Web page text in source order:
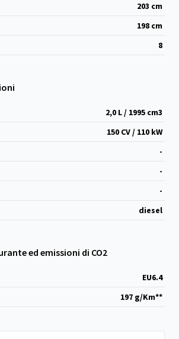
203 cm
198 cm
8
2,0 L / 1995 cm3
150 CV / 110 kW
-
-
-
diesel
ed emissioni di CO2
EU6.4
197 g/Km**